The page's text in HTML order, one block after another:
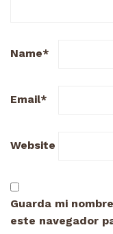
Name*
Email*
Website
Guarda mi
este navegador